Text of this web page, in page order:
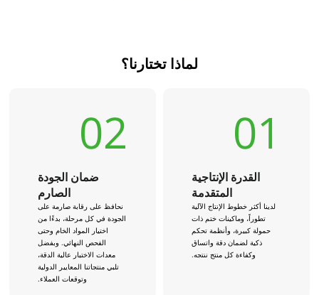
لماذا تختارنا؟
01
القدرة الإنتاجية
المتقدمة
لدينا أكثر خطوط الإنتاج الآلية
تطوراً، وماكينات ختم ذات
حمولة كبيرة، وأنظمة تحكم
ذكية لضمان دقة واتساق
وكفاءة كل منتج ننتجه.
02
ضمان الجودة
الصارم
نحافظ على رقابة صارمة على
الجودة في كل مرحلة، بدءًا من
اختيار المواد الخام وحتى
الفحص النهائي. وبفضل
معدات الاختبار عالية الدقة،
تلبي منتجاتنا المعايير الدولية
وتوقعات العملاء.